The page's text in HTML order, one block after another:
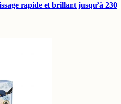
rapide et brillant jusqu’à 230